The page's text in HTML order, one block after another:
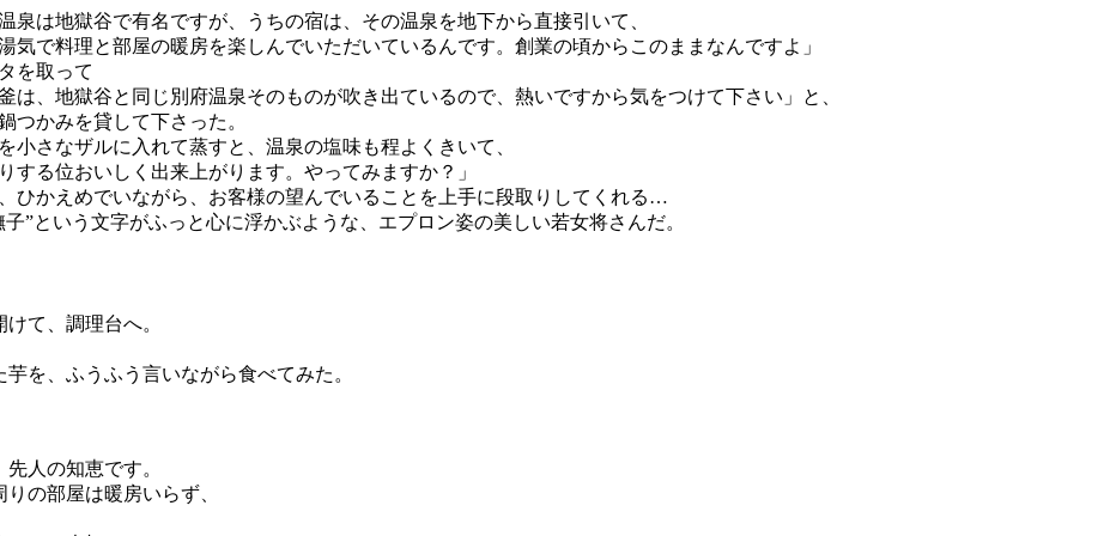
温泉は地獄谷で有名ですが、うちの宿は、その温泉を地下から直接引いて、
気で料理と部屋の暖房を楽しんでいただいているんです。創業の頃からこのままなんですよ」
を取って
釜は、地獄谷と同じ別府温泉そのものが吹き出ているので、熱いですから気をつけて下さい」と、
つかみを貸して下さった。
を小さなザルに入れて蒸すと、温泉の塩味も程よくきいて、
する位おいしく出来上がります。やってみますか？」
ひかえめでいながら、お客様の望んでいることを上手に段取りしてくれる…
子”という文字がふっと心に浮かぶような、エプロン姿の美しい若女将さんだ。
て、調理台へ。
を、ふうふう言いながら食べてみた。
人の知恵です。
の部屋は暖房いらず、